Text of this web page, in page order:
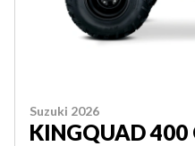
Suzuki 2026
KINGQUAD 400